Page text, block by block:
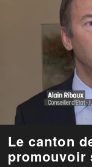
Le canton
promouvoir